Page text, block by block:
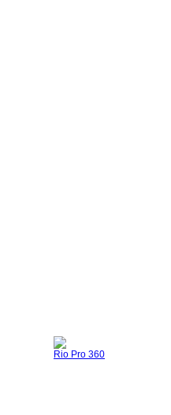
Rio Pro 360